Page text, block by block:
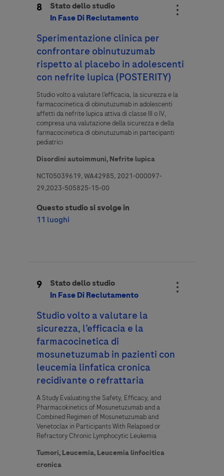
8
Stato dello studio
In Fase Di Reclutamento
Sperimentazione clinica per
confrontare obinutuzumab
rispetto al placebo in adolescenti
con nefrite lupica (POSTERITY)
Studio volto a valutare l’efficacia, la sicurezza e la
farmacocinetica di obinutuzumab in adolescenti
affetti da nefrite lupica attiva di classe III o IV,
compresa una valutazione della sicurezza e della
farmacocinetica di obinutuzumab in partecipanti
pediatrici
Disordini autoimmuni, Nefrite lupica
NCT05039619, WA42985, 2021-000097-
29,2023-505825-15-00
Questo studio si svolge in
11 luoghi
9
Stato dello studio
In Fase Di Reclutamento
Studio volto a valutare la
sicurezza, l’efficacia e la
farmacocinetica di
mosunetuzumab in pazienti con
leucemia linfatica cronica
recidivante o refrattaria
A Study Evaluating the Safety, Efficacy, and
Pharmacokinetics of Mosunetuzumab and a
Combined Regimen of Mosunetuzumab and
Venetoclax in Participants With Relapsed or
Refractory Chronic Lymphocytic Leukemia
Tumori, Leucemia, Leucemia linfocitica
cronica